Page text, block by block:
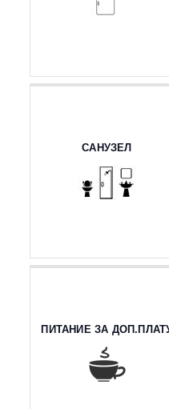
САНУЗЕЛ
ПИТАНИЕ ЗА